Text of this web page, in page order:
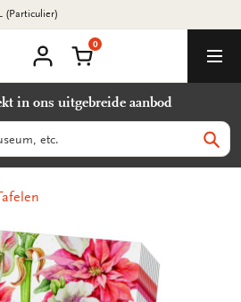
(Particulier)
account
Winkelmand
0
in ons uitgebreide aanbod